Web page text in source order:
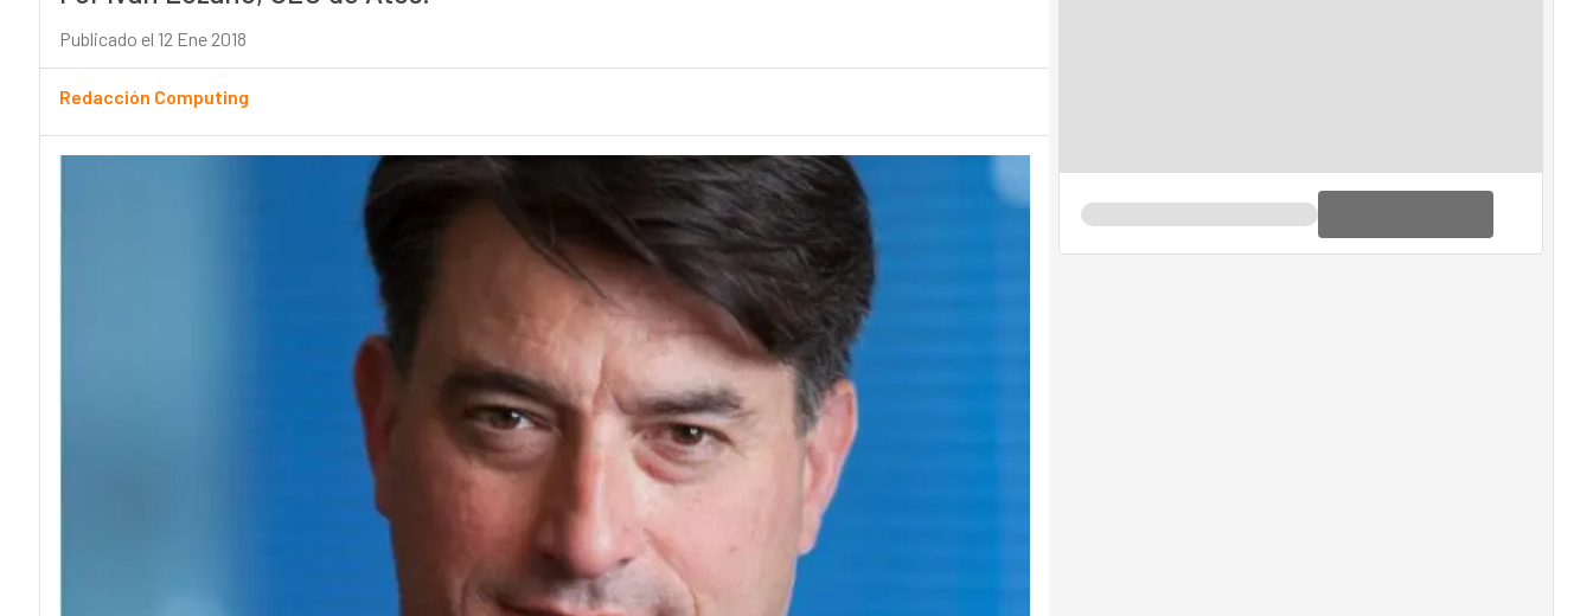
Publicado el 12 Ene 2018
Redacción Computing